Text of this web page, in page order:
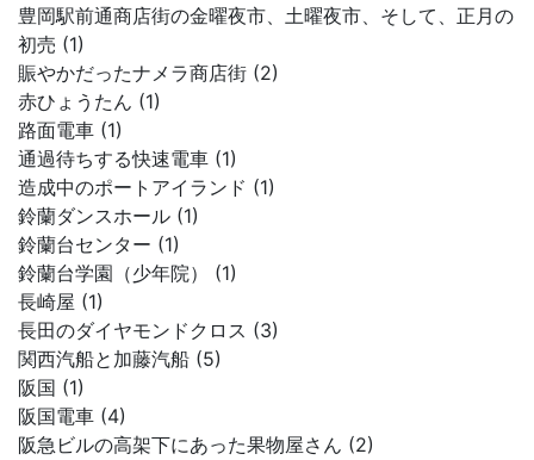
豊岡駅前通商店街の金曜夜市、土曜夜市、そして、正月の
初売 (1)
賑やかだったナメラ商店街 (2)
赤ひょうたん (1)
路面電車 (1)
通過待ちする快速電車 (1)
造成中のポートアイランド (1)
鈴蘭ダンスホール (1)
鈴蘭台センター (1)
鈴蘭台学園（少年院） (1)
長崎屋 (1)
長田のダイヤモンドクロス (3)
関西汽船と加藤汽船 (5)
阪国 (1)
阪国電車 (4)
阪急ビルの高架下にあった果物屋さん (2)